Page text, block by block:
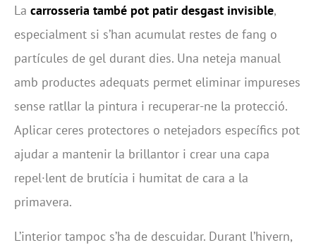
La carrosseria també pot patir desgast invisible,
especialment si s’han acumulat restes de fang o
partícules de gel durant dies. Una neteja manual
amb productes adequats permet eliminar impureses
sense ratllar la pintura i recuperar-ne la protecció.
Aplicar ceres protectores o netejadors específics pot
ajudar a mantenir la brillantor i crear una capa
repel·lent de brutícia i humitat de cara a la
primavera.
L’interior tampoc s’ha de descuidar. Durant l’hivern,